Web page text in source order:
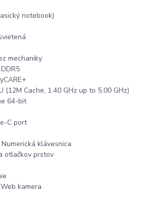
notebook)
mechaniky
(12M Cache, 1.40 GHz up to 5.00 GHz)
64-bit
C port
klávesnica
otlačkov prstov
kamera